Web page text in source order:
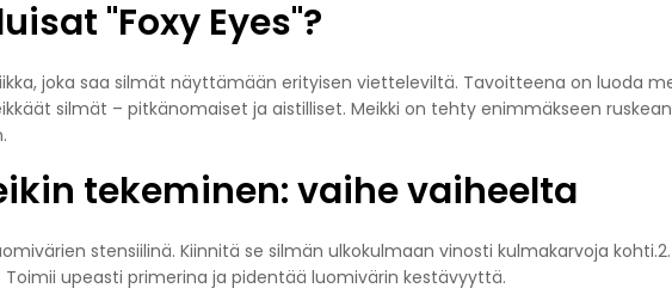
"Foxy Eyes"?
joka saa silmät näyttämään erityisen vietteleviltä. Tavoitteena on luoda
silmät – pitkänomaiset ja aistilliset. Meikki on tehty enimmäkseen ruskean
tekeminen: vaihe vaiheelta
stensiilinä. Kiinnitä se silmän ulkokulmaan vinosti kulmakarvoja
upeasti primerina ja pidentää luomivärin kestävyyttä.